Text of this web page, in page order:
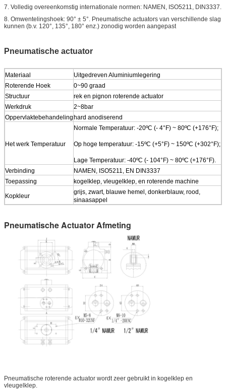
7. Volledig overeenkomstig internationale normen: NAMEN, ISO5211, DIN3337.
8. Omwentelingshoek: 90° ± 5°. Pneumatische actuators van verschillende slag
kunnen (b.v. 120°, 135°, 180° enz.) zonodig worden aangepast
Pneumatische actuator
Materiaal
Uitgedreven Aluminiumlegering
Roterende Hoek
0~90 graad
Structuur
rek en pignon roterende actuator
Werkdruk
2~8bar
Oppervlaktebehandelinghard anodiserend
Het werk Temperatuur
Normale Temperatuur: -20ºC (- 4°F) ~ 80ºC (+176°F);
Op hoge temperatuur: -15ºC (+5°F) ~ 150ºC (+302°F);
Lage Temperatuur: -40ºC (- 104°F) ~ 80ºC (+176°F).
Verbinding
NAMEN, ISO5211, EN DIN3337
Toepassing
kogelklep, vleugelklep, en roterende machine
Kopkleur
grijs, zwart, blauwe hemel, donkerblauw, rood,
sinaasappel
Pneumatische Actuator Afmeting
Pneumatische roterende actuator wordt zeer gebruikt in kogelklep en
vleugelklep.